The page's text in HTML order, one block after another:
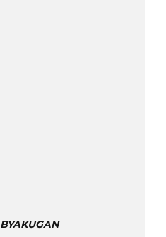
BYAKUGAN